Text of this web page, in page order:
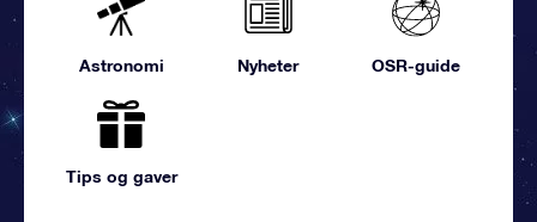
Astronomi Nyheter OSR-guide
Tips og gaver